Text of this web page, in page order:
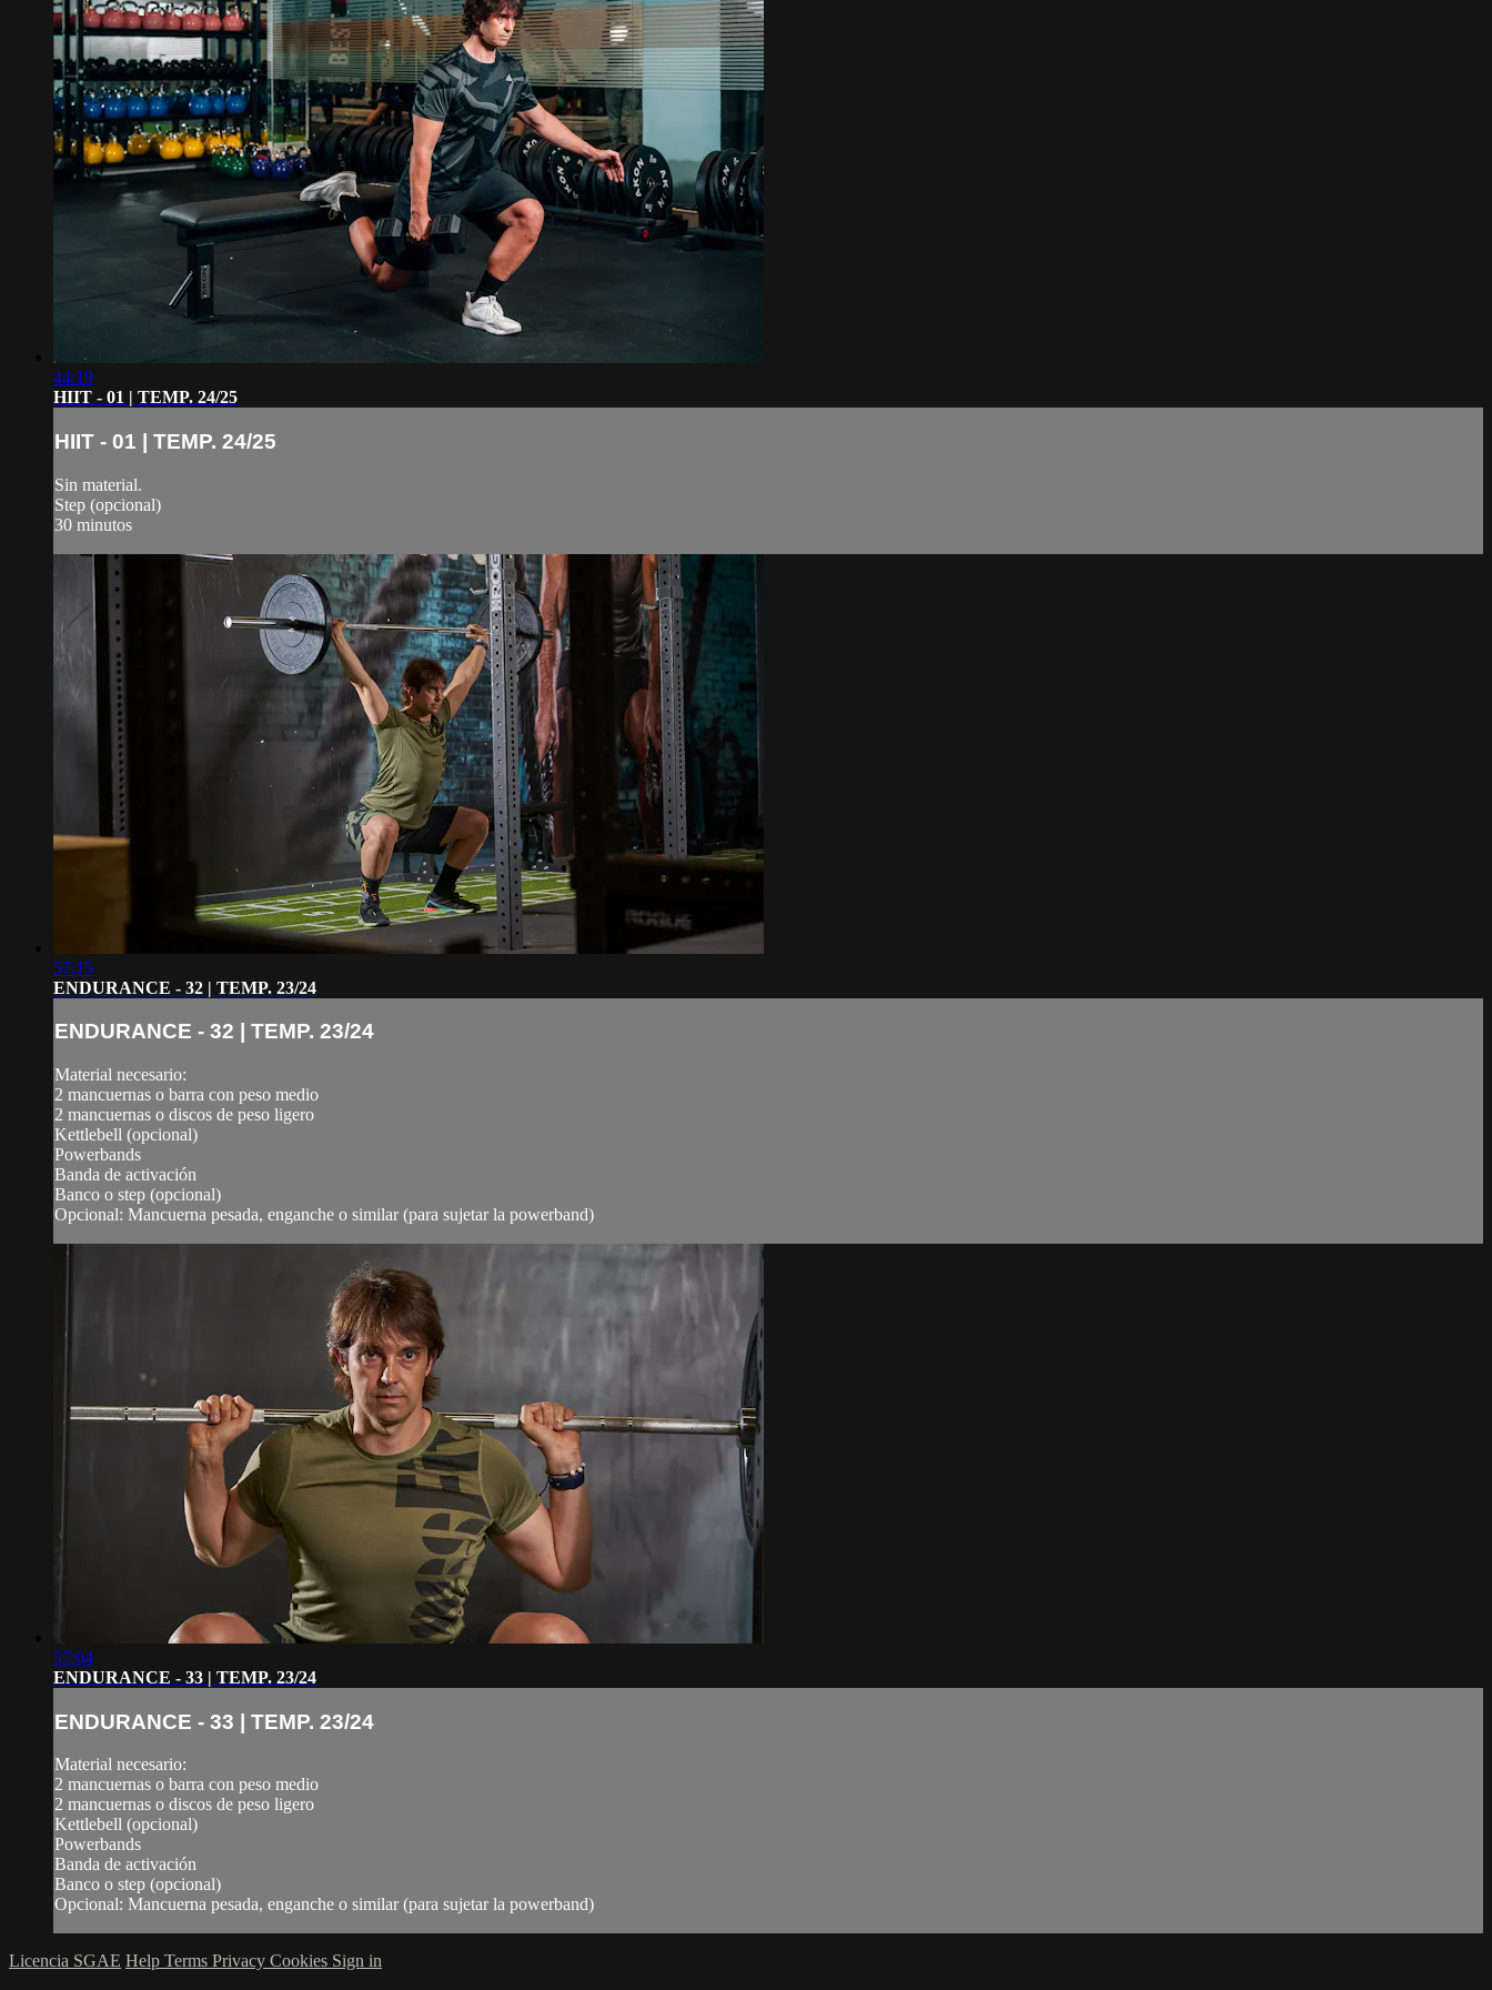
44:19
HIIT - 01 | TEMP. 24/25
HIIT - 01 | TEMP. 24/25
Sin material.
Step (opcional)
30 minutos
57:15
ENDURANCE - 32 | TEMP. 23/24
ENDURANCE - 32 | TEMP. 23/24
Material necesario:
2 mancuernas o barra con peso medio
2 mancuernas o discos de peso ligero
Kettlebell (opcional)
Powerbands
Banda de activación
Banco o step (opcional)
Opcional: Mancuerna pesada, enganche o similar (para sujetar la powerband)
57:04
ENDURANCE - 33 | TEMP. 23/24
ENDURANCE - 33 | TEMP. 23/24
Material necesario:
2 mancuernas o barra con peso medio
2 mancuernas o discos de peso ligero
Kettlebell (opcional)
Powerbands
Banda de activación
Banco o step (opcional)
Opcional: Mancuerna pesada, enganche o similar (para sujetar la powerband)
Licencia SGAE Help Terms Privacy Cookies Sign in